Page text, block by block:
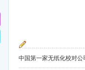
中国第一家无纸化校对